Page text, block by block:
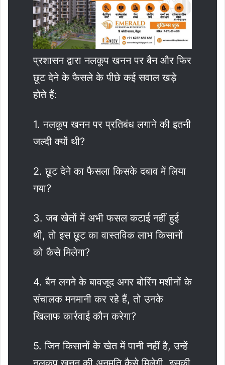
प्रशासन द्वारा नलकूप खनन पर बैन और फिर
छूट देने के फैसले के पीछे कई सवाल खड़े
होते हैं:
1. नलकूप खनन पर प्रतिबंध लगाने की इतनी
जल्दी क्यों थी?
2. छूट देने का फैसला किसके दबाव में लिया
गया?
3. जब खेतों में अभी फसल कटाई नहीं हुई
थी, तो इस छूट का वास्तविक लाभ किसानों
को कैसे मिलेगा?
4. बैन लगने के बावजूद अगर बोरिंग मशीनों के
संचालक मनमानी कर रहे हैं, तो उनके
खिलाफ कार्रवाई कौन करेगा?
5. जिन किसानों के खेत में पानी नहीं है, उन्हें